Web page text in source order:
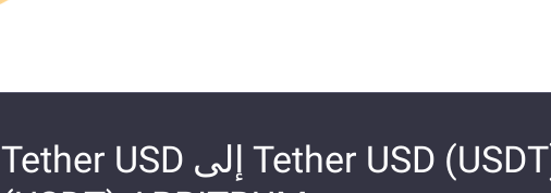
كيفية تحويل Tether USD (USDT) ETH إلى Tether USD